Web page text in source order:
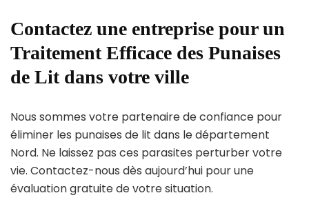
Contactez une entreprise pour un
Traitement Efficace des Punaises
de Lit dans votre ville
Nous sommes votre partenaire de confiance pour
éliminer les punaises de lit dans le département
Nord. Ne laissez pas ces parasites perturber votre
vie. Contactez-nous dès aujourd’hui pour une
évaluation gratuite de votre situation.